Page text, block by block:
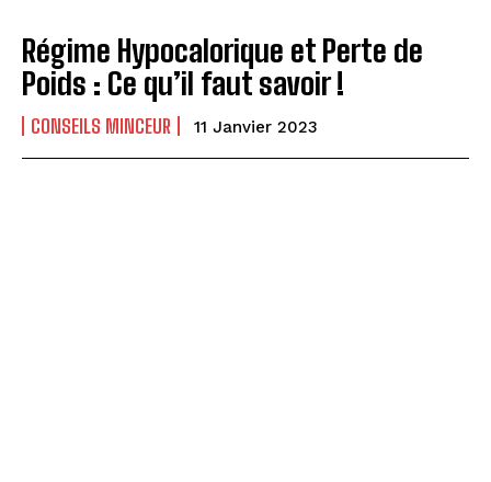
Régime Hypocalorique et Perte de
Poids : Ce qu’il faut savoir !
CONSEILS MINCEUR 11 Janvier 2023